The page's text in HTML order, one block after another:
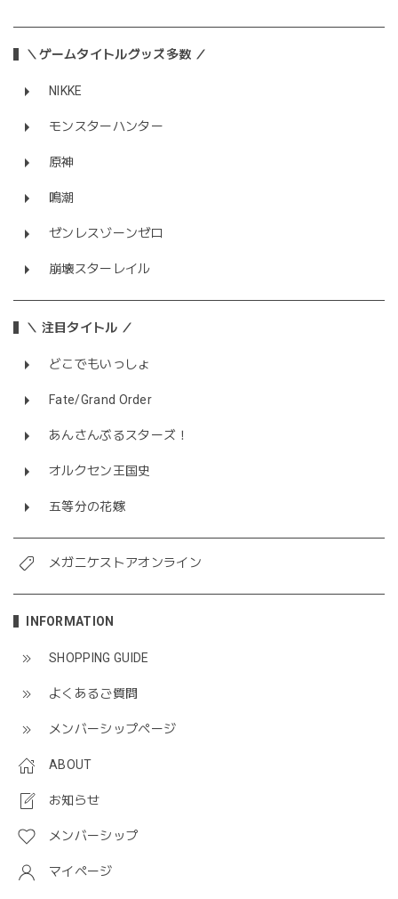
＼ゲームタイトルグッズ多数 ／
NIKKE
モンスターハンター
原神
鳴潮
ゼンレスゾーンゼロ
崩壊スターレイル
＼ 注目タイトル ／
どこでもいっしょ
Fate/Grand Order
あんさんぶるスターズ！
オルクセン王国史
五等分の花嫁
メガニケストアオンライン
INFORMATION
SHOPPING GUIDE
よくあるご質問
メンバーシップページ
ABOUT
お知らせ
メンバーシップ
マイページ